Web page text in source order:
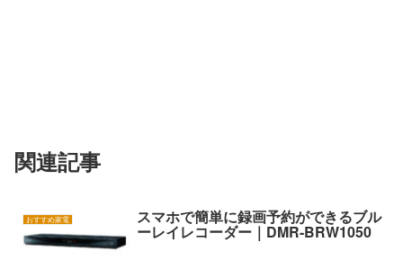
関連記事
おすすめ家電 スマホで簡単に録画予約ができるブル
ーレイレコーダー｜DMR-BRW1050